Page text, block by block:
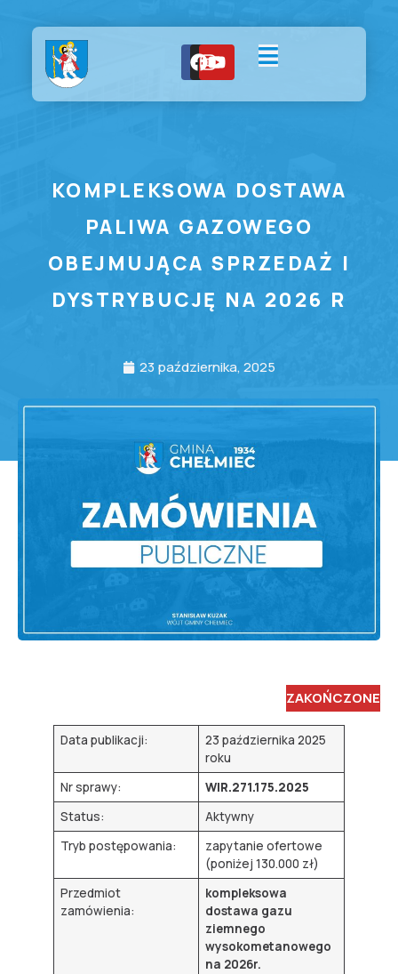
KOMPLEKSOWA DOSTAWA
PALIWA GAZOWEGO
OBEJMUJĄCA SPRZEDAŻ I
DYSTRYBUCJĘ NA 2026 R
23 października, 2025
ZAKOŃCZONE
Data publikacji:
23 października 2025
roku
Nr sprawy:
WIR.271.175.2025
Status:
Aktywny
Tryb postępowania:
zapytanie ofertowe
(poniżej 130.000 zł)
Przedmiot
zamówienia:
kompleksowa
dostawa gazu
ziemnego
wysokometanowego
na 2026r.